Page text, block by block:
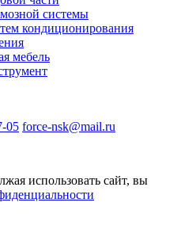
системы
кондиционирования
мебель
05 force-nsk@mail.ru
использовать сайт, вы